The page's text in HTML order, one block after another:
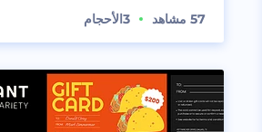
57 مشاهد 3الأحجام